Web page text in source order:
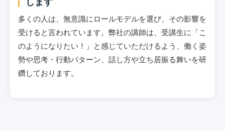
多くの人は、無意識にロールモデルを選び、その影響を
受けると言われています。弊社の講師は、受講生に「こ
のようになりたい！」と感じていただけるよう、働く姿
勢や思考・行動パターン、話し方や立ち居振る舞いを研
鑽しております。